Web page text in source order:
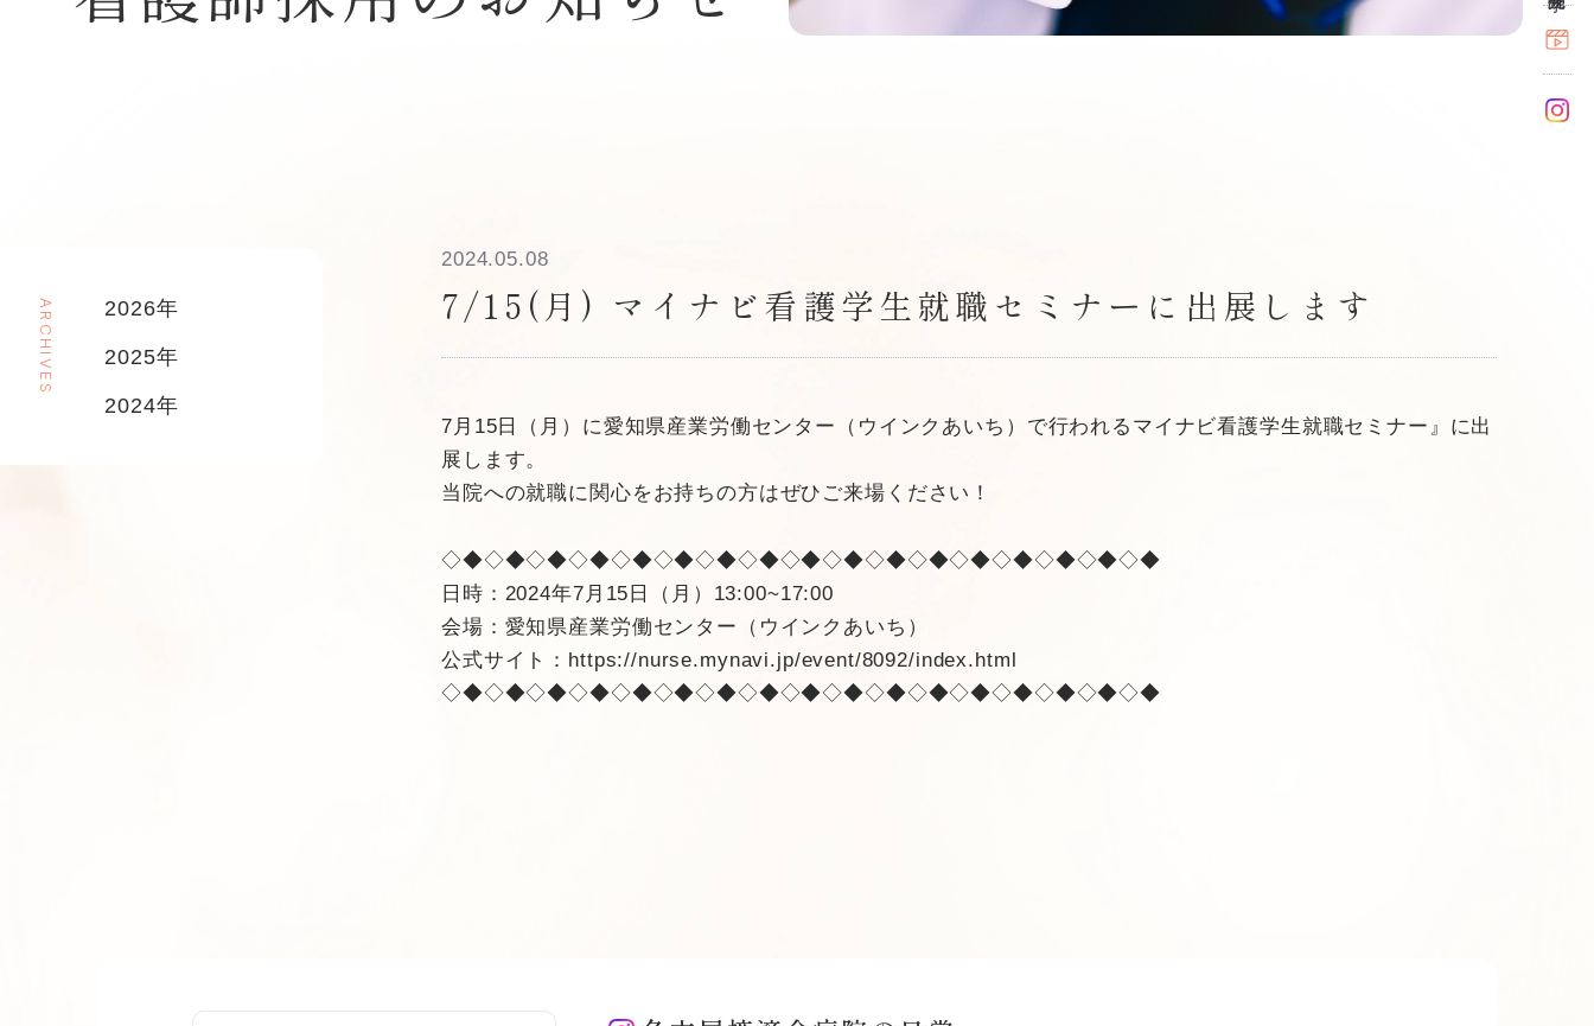
ARCHIVES 2026
2025
2024
2024.05.08
7/15(月) マイナビ看護学生就職セミナーに出展します
7月15日（月）に愛知県産業労働センター（ウインクあいち）で行われるマイナビ看護学生就職セミナー』に出
展します。
当院への就職に関心をお持ちの方はぜひご来場ください！
◇◆◇◆◇◆◇◆◇◆◇◆◇◆◇◆◇◆◇◆◇◆◇◆◇◆◇◆◇◆◇◆◇◆
日時：2024年7月15日（月）13:00~17:00
会場：愛知県産業労働センター（ウインクあいち）
公式サイト： https://nurse.mynavi.jp/event/8092/index.html
◇◆◇◆◇◆◇◆◇◆◇◆◇◆◇◆◇◆◇◆◇◆◇◆◇◆◇◆◇◆◇◆◇◆